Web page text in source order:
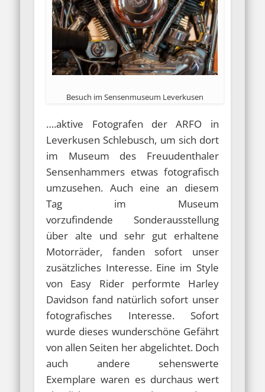
Besuch im Sensenmuseum Leverkusen
….aktive Fotografen der ARFO in
Leverkusen Schlebusch, um sich dort
im Museum des Freuudenthaler
Sensenhammers etwas fotografisch
umzusehen. Auch eine an diesem
Tag im Museum
vorzufindende Sonderausstellung
über alte und sehr gut erhaltene
Motorräder, fanden sofort unser
zusätzliches Interesse. Eine im Style
von Easy Rider performte Harley
Davidson fand natürlich sofort unser
fotografisches Interesse. Sofort
wurde dieses wunderschöne Gefährt
von allen Seiten her abgelichtet. Doch
auch andere sehenswerte
Exemplare waren es durchaus wert